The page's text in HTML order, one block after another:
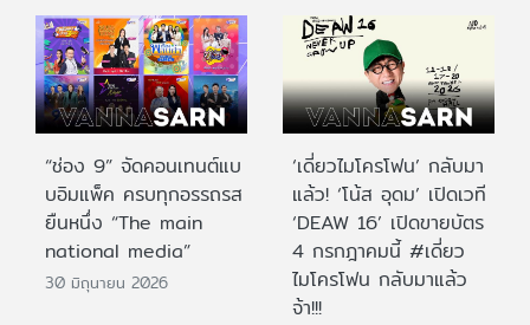
“ช่อง 9” จัดคอนเทนต์แบ
บอิมแพ็ค ครบทุกอรรถรส
ยืนหนึ่ง “The main
national media”
30 มิถุนายน 2026
‘เดี่ยวไมโครโฟน’ กลับมา
แล้ว! ‘โน้ส อุดม’ เปิดเวที
‘DEAW 16’ เปิดขายบัตร
4 กรกฎาคมนี้ #เดี่ยว
ไมโครโฟน กลับมาแล้ว
จ้า!!!